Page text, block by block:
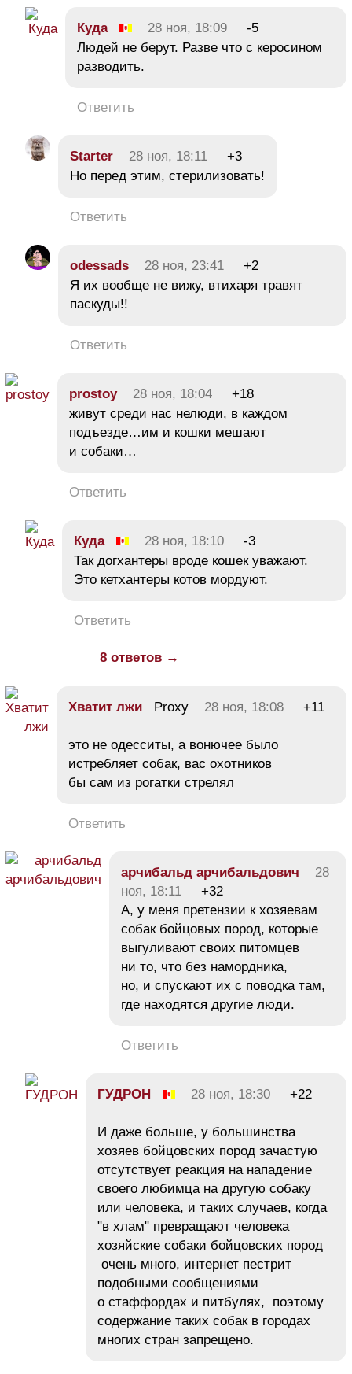
Куда 28 ноя, 18:09
-5
Людей не берут. Разве что с керосином
разводить.
Ответить
Starter 28 ноя, 18:11
+3
Но перед этим, стерилизовать!
Ответить
odessads 28 ноя, 23:41
+2
Я их вообще не вижу, втихаря травят
паскуды!!
Ответить
prostoy 28 ноя, 18:04
+18
живут среди нас нелюди, в каждом
подъезде…им и кошки мешают
и собаки…
Ответить
Куда 28 ноя, 18:10
-3
Так догхантеры вроде кошек уважают.
Это кетхантеры котов мордуют.
Ответить
8 ответов →
Хватит лжи Proxy 28 ноя, 18:08 +11
это не одесситы, а вонючее было
истребляет собак, вас охотников
бы сам из рогатки стрелял
Ответить
арчибальд арчибальдович
28
ноя, 18:11
+32
А, у меня претензии к хозяевам
собак бойцовых пород, которые
выгуливают своих питомцев
ни то, что без намордника,
но, и спускают их с поводка там,
где находятся другие люди.
Ответить
ГУДРОН 28 ноя, 18:30 +22
И даже больше, у большинства
хозяев бойцовских пород зачастую
отсутствует реакция на нападение
своего любимца на другую собаку
или человека, и таких случаев, когда
"в хлам" превращают человека
хозяйские собаки бойцовских пород
очень много, интернет пестрит
подобными сообщениями
о стаффордах и питбулях, поэтому
содержание таких собак в городах
многих стран запрещено.